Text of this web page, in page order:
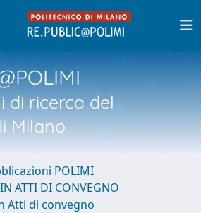
di ricerca del
Milano
POLIMI
ATTI DI CONVEGNO
Atti di convegno